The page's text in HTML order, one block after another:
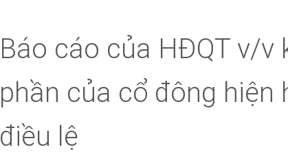
Báo cáo của HĐQT v/
phần của cổ đông
điều lệ